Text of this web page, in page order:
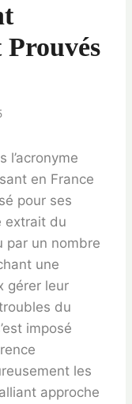
l’acronyme
en France
pour ses
extrait du
par un nombre
une
gérer leur
du
imposé
les
approche